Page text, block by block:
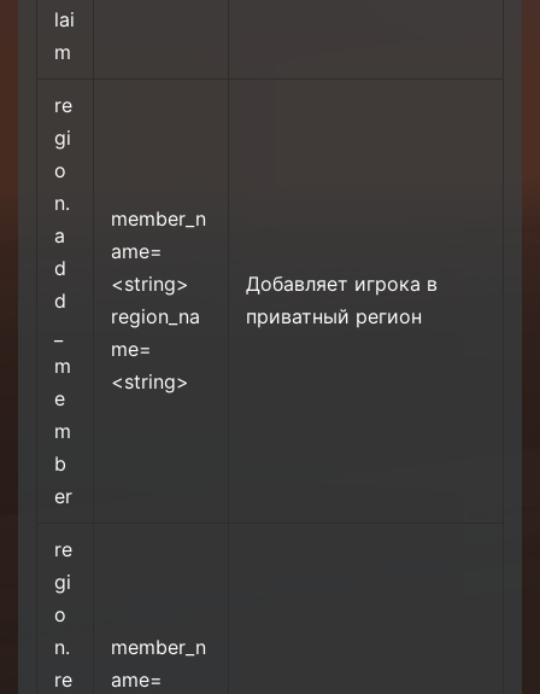
lai
m
re
gi
o
n.
a
d
d
m
e
m
b
er
member_n
ame=
<string>
region_na
me=
<string>
Добавляет игрока в
приватный регион
re
gi
o
n.
re
member_n
ame=